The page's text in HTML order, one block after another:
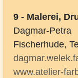
9 - Malerei,
Dagmar-
Fischerhude,
www.atelier-